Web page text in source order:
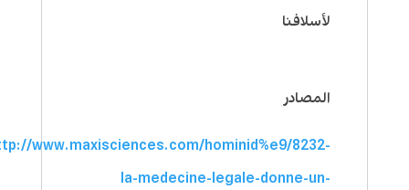
لأسلافنا
المصادر
www.maxisciences.com/hominid%e9/8232-
la-medecine-legale-donne-un-